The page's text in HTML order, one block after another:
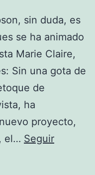
sin duda, es
se ha animado
Marie Claire,
Sin una gota de
de
ha
proyecto,
el… Seguir